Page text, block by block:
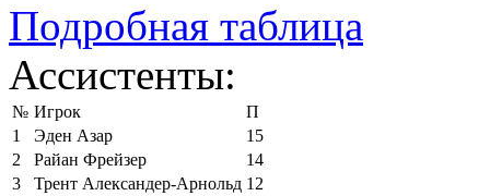
Подробная таблица
Ассистенты:
№ Игрок
П
1
Эден Азар
15
2
Райан Фрейзер
14
3
Трент Александер-Арнольд 12